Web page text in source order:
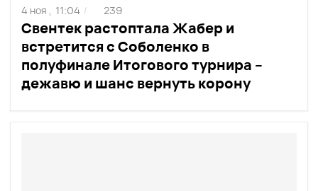
Свентек растоптала Жабер и
встретится с Соболенко в
полуфинале Итогового турнира –
дежавю и шанс вернуть корону
4 ноя , 11:04 / 239